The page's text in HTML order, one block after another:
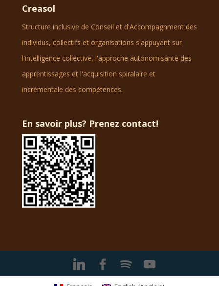
Creasol
Structure inclusive de Conseil et d'Accompagnment des
individus, collectifs et organisations s'appuyant sur
l'intelligence collective, l'approche autonomisante des
apprentissages et l'acquisition spiralaire et
incrémentale des compétences.
En savoir plus? Prenez contact!